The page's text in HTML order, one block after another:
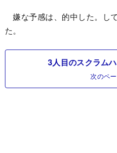
嫌な予感は、的中した。し
た。
3人目のスクラム
次のペ